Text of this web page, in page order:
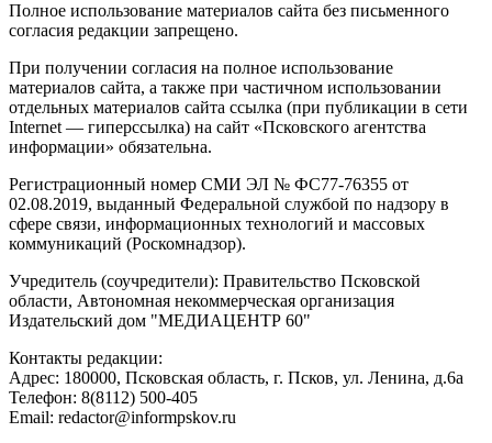
Полное использование материалов сайта без письменного
согласия редакции запрещено.
При получении согласия на полное использование
материалов сайта, а также при частичном использовании
отдельных материалов сайта ссылка (при публикации в сети
Internet — гиперссылка) на сайт «Псковского агентства
информации» обязательна.
Регистрационный номер СМИ ЭЛ № ФС77-76355 от
02.08.2019, выданный Федеральной службой по надзору в
сфере связи, информационных технологий и массовых
коммуникаций (Роскомнадзор).
Учредитель (соучредители): Правительство Псковской
области, Автономная некоммерческая организация
Издательский дом "МЕДИАЦЕНТР 60"
Контакты редакции:
Адреc: 180000, Псковская область, г. Псков, ул. Ленина, д.6а
Телефон: 8(8112) 500-405
Email: redactor@informpskov.ru